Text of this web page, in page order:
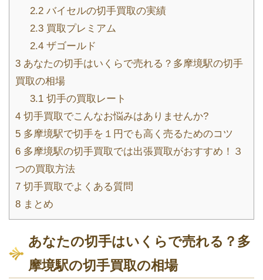
2.2 バイセルの切手買取の実績
2.3 買取プレミアム
2.4 ザゴールド
3 あなたの切手はいくらで売れる？多摩境駅の切手
買取の相場
3.1 切手の買取レート
4 切手買取でこんなお悩みはありませんか?
5 多摩境駅で切手を１円でも高く売るためのコツ
6 多摩境駅の切手買取では出張買取がおすすめ！３
つの買取方法
7 切手買取でよくある質問
8 まとめ
あなたの切手はいくらで売れる？多
摩境駅の切手買取の相場